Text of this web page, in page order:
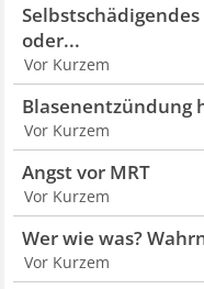
oder...
Vor Kurzem
Blasenentzündung
Vor Kurzem
Angst vor MRT
Vor Kurzem
Wer wie was?
Vor Kurzem